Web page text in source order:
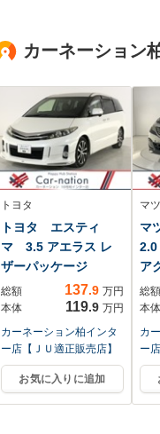
ション 電動リアゲ
レザーシート 純正
19インチアルミ
カーネーション
トヨタ
トヨタ エスティ
マ 3.5 アエラス レ
ザーパッケージ
総額 137.9 万円
本体
119.9 万円
カーネーション柏インタ
ー店【ＪＵ適正販売店】
お気に入りに追加
マ
マ
2.0
ア
総額
本体
カ
ー